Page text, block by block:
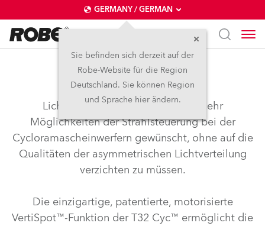
GERMANY / GERMAN
Sie befinden sich derzeit auf der
Robe-Website für die Region
Deutschland. Sie können Region
und Sprache hier ändern.
VertiSpot™
Lichtdesigner haben sich lange mehr
Möglichkeiten der Strahlsteuerung bei der
Cycloramascheinwerfern gewünscht, ohne auf die
Qualitäten der asymmetrischen Lichtverteilung
verzichten zu müssen.
Die einzigartige, patentierte, motorisierte
VertiSpot™-Funktion der T32 Cyc™ ermöglicht die